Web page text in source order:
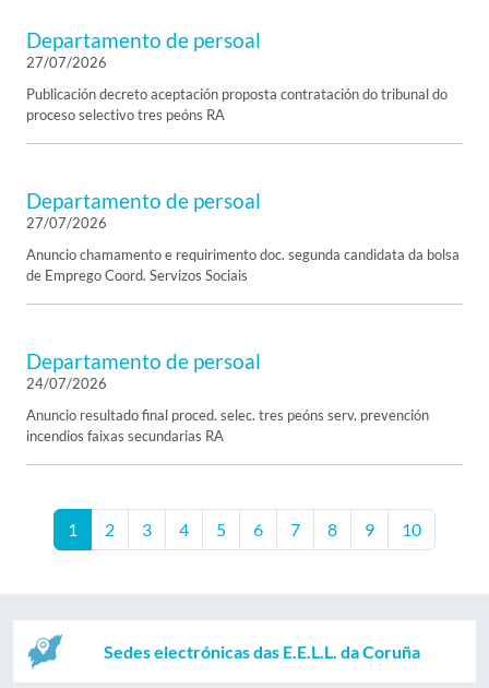
Departamento de persoal
27/07/2026
Publicación decreto aceptación proposta contratación do tribunal do
proceso selectivo tres peóns RA
Departamento de persoal
27/07/2026
Anuncio chamamento e requirimento doc. segunda candidata da bolsa
de Emprego Coord. Servizos Sociais
Departamento de persoal
24/07/2026
Anuncio resultado final proced. selec. tres peóns serv. prevención
incendios faixas secundarias RA
1 2 3 4 5 6 7 8 9 10
Sedes electrónicas das E.E.L.L. da Coruña